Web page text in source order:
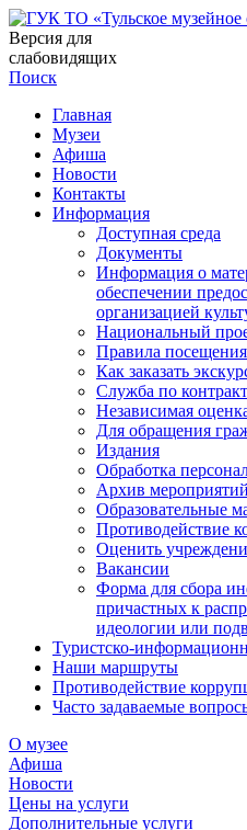
Версия для
слабовидящих
Поиск
Главная
Музеи
Афиша
Новости
Контакты
Информация
Доступная среда
Документы
Информация о
обеспечении
организацией
Национальный
Правила
Как заказать
Служба по
Независимая
Для обращения
Издания
Обработка
Архив мероприятий
Образовательные
Противодействие
Оценить
Вакансии
Форма для сбора
причастных к
идеологии или
Туристско-
Наши маршруты
Противодействие
Часто задаваемые
О музее
Афиша
Новости
Цены на услуги
Дополнительные услуги